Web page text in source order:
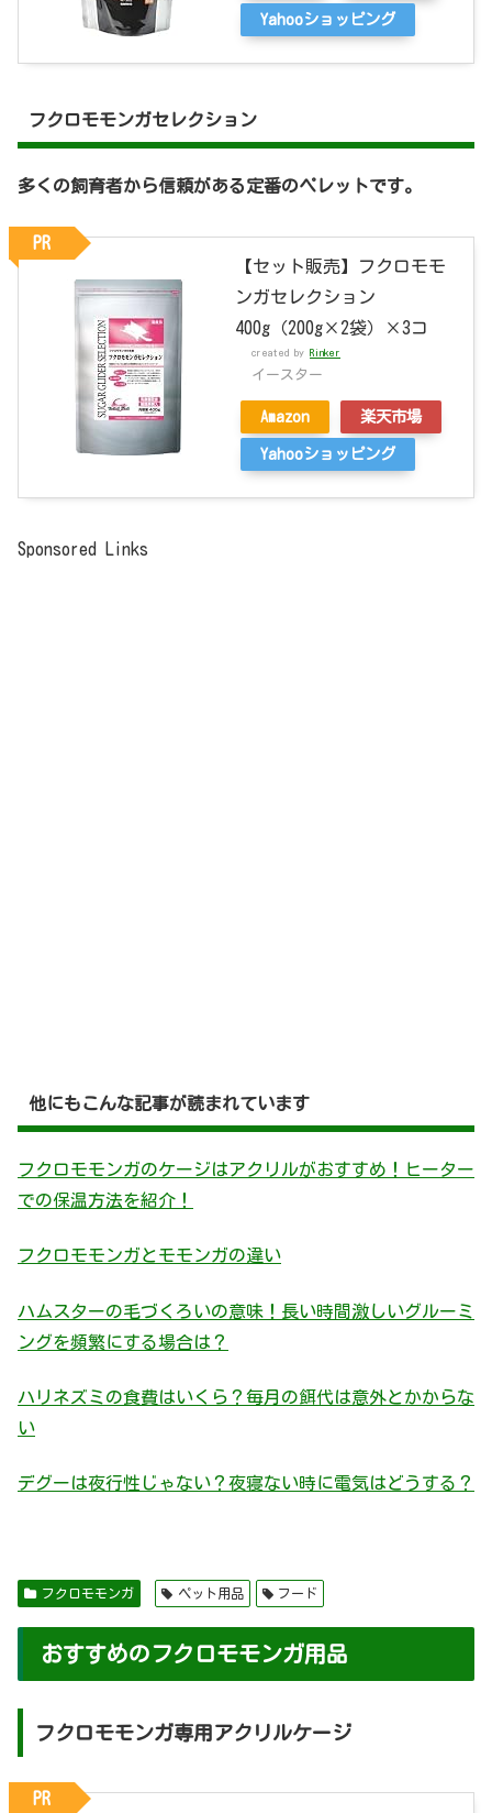
Yahooショッピング
フクロモモンガセレクション
多くの飼育者から信頼がある定番のペレットです。
【セット販売】フクロモモ
ンガセレクション
400g（200g×2袋）×3コ
created by Rinker
イースター
Amazon 楽天市場
Yahooショッピング
PR
Sponsored Links
他にもこんな記事が読まれています
フクロモモンガのケージはアクリルがおすすめ！ヒーター
での保温方法を紹介！
フクロモモンガとモモンガの違い
ハムスターの毛づくろいの意味！長い時間激しいグルーミ
ングを頻繁にする場合は？
ハリネズミの食費はいくら？毎月の餌代は意外とかからな
い
デグーは夜行性じゃない？夜寝ない時に電気はどうする？
フクロモモンガ ペット用品 フード
おすすめのフクロモモンガ用品
フクロモモンガ専用アクリルケージ
PR